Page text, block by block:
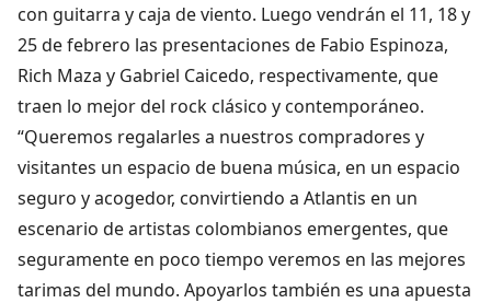
con guitarra y caja de viento. Luego vendrán el 11, 18 y
25 de febrero las presentaciones de Fabio Espinoza,
Rich Maza y Gabriel Caicedo, respectivamente, que
traen lo mejor del rock clásico y contemporáneo.
“Queremos regalarles a nuestros compradores y
visitantes un espacio de buena música, en un espacio
seguro y acogedor, convirtiendo a Atlantis en un
escenario de artistas colombianos emergentes, que
seguramente en poco tiempo veremos en las mejores
tarimas del mundo. Apoyarlos también es una apuesta